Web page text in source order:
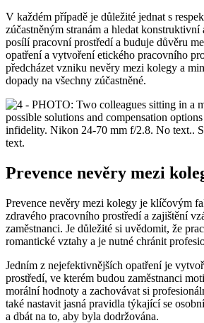
V každém případě je důležité jednat s
zúčastněným stranám a hledat konstruktivní
posílí pracovní prostředí a buduje důvěru
opatření a vytvoření etického pracovního
předcházet vzniku nevěry mezi kolegy a
dopady na všechny zúčastněné.
Prevence nevěry mezi
Prevence nevěry mezi kolegy je klíčovým
zdravého pracovního prostředí a zajištění
zaměstnanci. Je důležité si uvědomit, že
romantické vztahy a je nutné chránit
Jedním z nejefektivnějších opatření je
prostředí, ve kterém budou zaměstnanci
morální hodnoty a zachovávat si
také nastavit jasná pravidla týkající se
a dbát na to, aby byla dodržována.